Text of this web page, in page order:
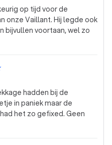
op tijd voor de
onze Vaillant. Hij legde ook
bijvullen voortaan, wel zo
hadden bij de
in paniek maar de
het zo gefixed. Geen